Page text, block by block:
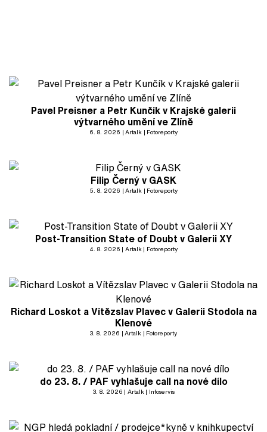
Pavel Preisner a Petr Kunčík v Krajské galerii
výtvarného umění ve Zlíně
6. 8. 2026 Artalk Fotoreporty
Filip Černý v GASK
5. 8. 2026 Artalk Fotoreporty
Post-Transition State of Doubt v Galerii XY
4. 8. 2026 Artalk Fotoreporty
Richard Loskot a Vítězslav Plavec v Galerii Stodola na
Klenové
3. 8. 2026 Artalk Fotoreporty
do 23. 8. / PAF vyhlašuje call na nové dílo
3. 8. 2026 Artalk Infoservis